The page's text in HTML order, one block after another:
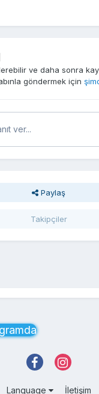
ve daha sonra
göndermek için
ver...
Paylaş
Takipçiler
Language İletişim